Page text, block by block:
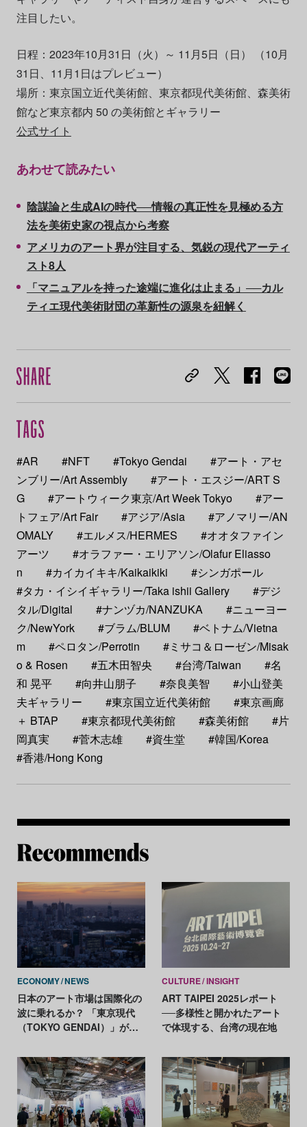
注目したい。
日程：2023年10月31日（火）～ 11月5日（日） （10月
31日、11月1日はプレビュー）
場所：東京国⽴近代美術館、東京都現代美術館、森美術
館など東京都内 50 の美術館とギャラリー
公式サイト
あわせて読みたい
陰謀論と生成AIの時代──情報の真正性を見極める方
法を美術史家の視点から考察
アメリカのアート界が注目する、気鋭の現代アーティ
スト8人
「マニュアルを持った途端に進化は止まる」──カル
ティエ現代美術財団の革新性の源泉を紐解く
#AR #NFT #Tokyo Gendai
#アート・アセ
ンブリー/Art Assembly
#アート・エスジー/ART S
G
#アートウィーク東京/Art Week Tokyo
#アー
トフェア/Art Fair
#アジア/Asia
#アノマリー/AN
OMALY
#エルメス/HERMES
#オオタファイン
アーツ
#オラファー・エリアソン/Olafur Eliasso
n
#カイカイキキ/Kaikaikiki
#シンガポール
#タカ・イシイギャラリー/Taka ishii Gallery
#デジ
タル/Digital
#ナンヅカ/NANZUKA
#ニューヨー
ク/NewYork
#ブラム/BLUM
#ベトナム/Vietna
m
#ペロタン/Perrotin
#ミサコ＆ローゼン/Misak
o & Rosen
#五木田智央 #台湾/Taiwan
#名
和 晃平
#向井山朋子 #奈良美智
#小山登美
夫ギャラリー
#東京国立近代美術館
#東京画廊
＋ BTAP
#東京都現代美術館 #森美術館
#片
岡真実
#菅木志雄 #資生堂
#韓国/Korea
#香港/Hong Kong
ECONOMY NEWS
日本のアート市場は国際化の
波に乗れるか？ 「東京現代
（TOKYO GENDAI）」が試
CULTURE INSIGHT
ART TAIPEI 2025レポート
──多様性と開かれたアート
で体現する、台湾の現在地